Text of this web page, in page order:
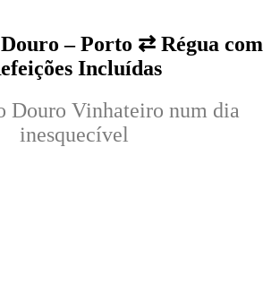
– Porto ⇄ Régua com
Incluídas
Douro Vinhateiro num dia
inesquecível